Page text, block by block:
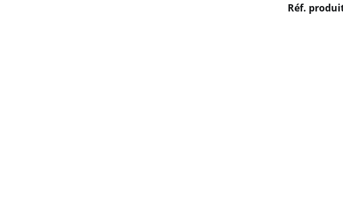
Réf.